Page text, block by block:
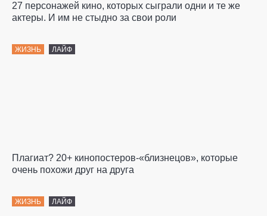
27 персонажей кино, которых сыграли одни и те же
актеры. И им не стыдно за свои роли
ЖИЗНЬ ЛАЙФ
Плагиат? 20+ кинопостеров-«близнецов», которые
очень похожи друг на друга
ЖИЗНЬ ЛАЙФ